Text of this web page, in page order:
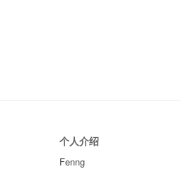
个人介绍
Fenng